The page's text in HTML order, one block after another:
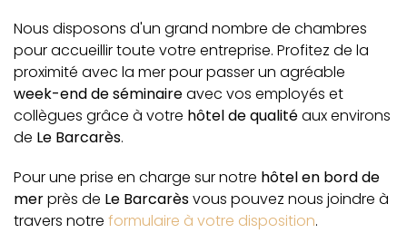
Nous disposons d'un grand nombre de chambres
pour accueillir toute votre entreprise. Profitez de la
proximité avec la mer pour passer un agréable
week-end de séminaireavec vos employés et
collègues grâce à votre hôtel de qualitéaux environs
de Le Barcarès.
Pour une prise en charge sur notre hôtel en bord de
merprès de Le Barcarèsvous pouvez nous joindre à
travers notre formulaire à votre disposition.